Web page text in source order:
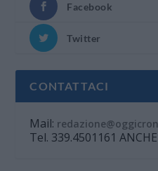
Facebook
Twitter
CONTATTACI
Mail:
Tel. 339.4501161